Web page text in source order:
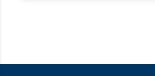
Металлические сваи 108 диаметр